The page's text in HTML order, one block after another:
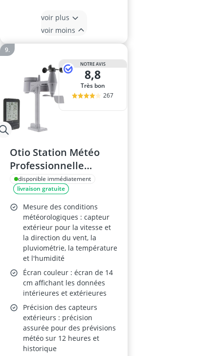
voir plus
voir moins
NOTRE AVIS
8,8
Très bon
267
Otio Station Météo
Professionnelle
Edition Kito de Pavant
disponible immédiatement
livraison gratuite
Mesure des conditions
météorologiques : capteur
extérieur pour la vitesse et
la direction du vent, la
pluviométrie, la température
et l'humidité
Écran couleur : écran de 14
cm affichant les données
intérieures et extérieures
Précision des capteurs
extérieurs : précision
assurée pour des prévisions
météo sur 12 heures et
historique